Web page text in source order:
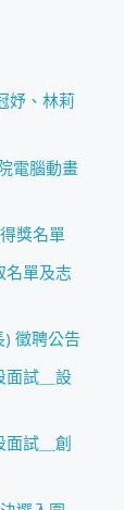
妤、林莉
電腦動畫
獎名單
名單及志
徵聘公告
面試＿設
面試＿創